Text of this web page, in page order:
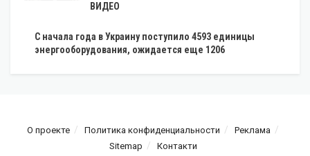
ВИДЕО
С начала года в Украину поступило 4593 единицы
энергооборудования, ожидается еще 1206
О проекте Политика конфиденциальности
Реклама
Sitemap
Контакти